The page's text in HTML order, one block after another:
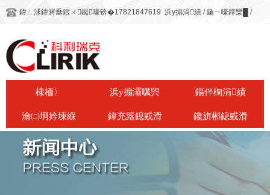
鍏ㄥ浗鍏嶈垂鍜ㄨ鐑嚎锛�17821847619 浜у搧涓績 /鍦ㄧ嚎鐣欒█ /
棣栭〉 浜у搧灞曞巺 鏂伴椈涓績
瀹㈡埛妗堜緥 鍏充簬鎴戜滑 鑱旂郴鎴戜滑